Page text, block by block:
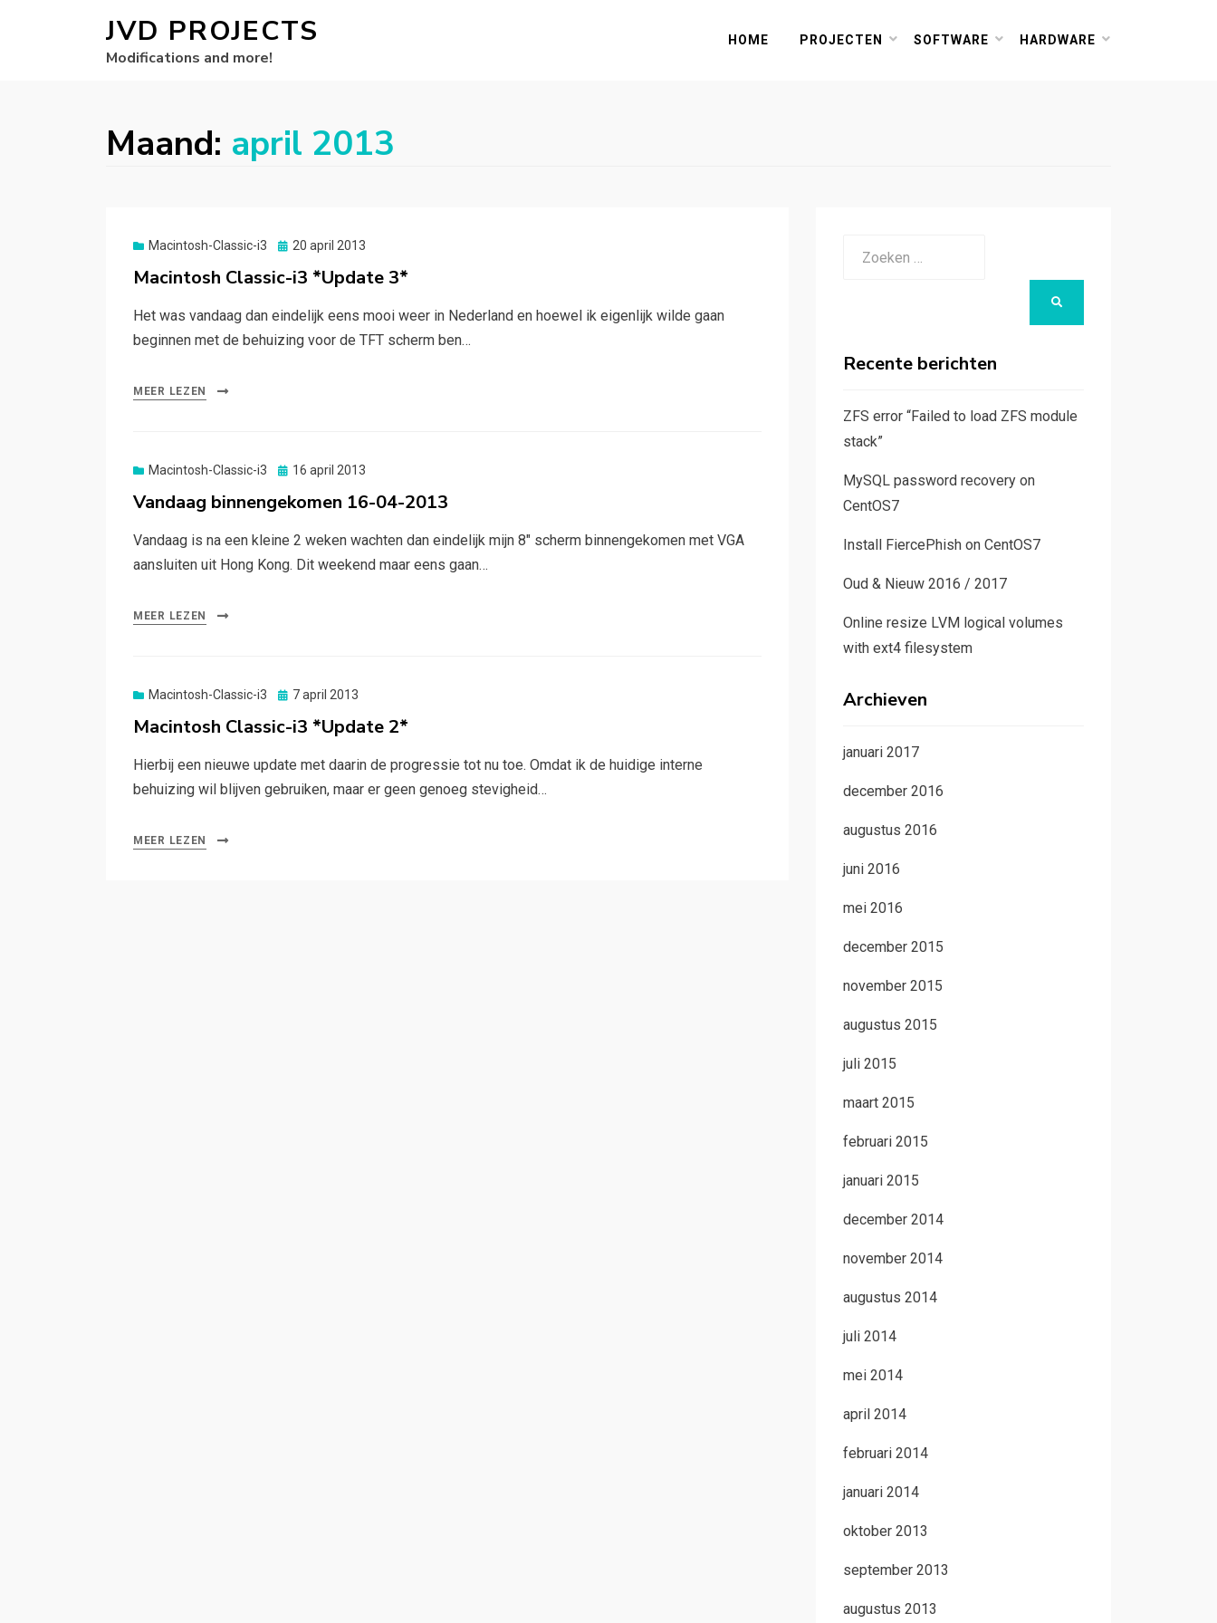
JVD PROJECTS
Modifications and more!
HOME PROJECTEN SOFTWARE HARDWARE
Maand: april 2013
Macintosh-Classic-i3
Gepubliceerd
20 april 2013
Macintosh Classic-i3 *Update 3*
Het was vandaag dan eindelijk eens mooi weer in Nederland en hoewel ik eigenlijk wilde gaan
beginnen met de behuizing voor de TFT scherm ben…
MEER LEZEN
Macintosh-Classic-i3
Gepubliceerd
16 april 2013
Vandaag binnengekomen 16-04-2013
Vandaag is na een kleine 2 weken wachten dan eindelijk mijn 8″ scherm binnengekomen met VGA
aansluiten uit Hong Kong. Dit weekend maar eens gaan…
MEER LEZEN
Macintosh-Classic-i3
Gepubliceerd
7 april 2013
Macintosh Classic-i3 *Update 2*
Hierbij een nieuwe update met daarin de progressie tot nu toe. Omdat ik de huidige interne
behuizing wil blijven gebruiken, maar er geen genoeg stevigheid…
MEER LEZEN
Recente berichten
ZFS error “Failed to load ZFS module
stack”
MySQL password recovery on
CentOS7
Install FiercePhish on CentOS7
Oud & Nieuw 2016 / 2017
Online resize LVM logical volumes
with ext4 filesystem
Archieven
januari 2017
december 2016
augustus 2016
juni 2016
mei 2016
december 2015
november 2015
augustus 2015
juli 2015
maart 2015
februari 2015
januari 2015
december 2014
november 2014
augustus 2014
juli 2014
mei 2014
april 2014
februari 2014
januari 2014
oktober 2013
september 2013
augustus 2013